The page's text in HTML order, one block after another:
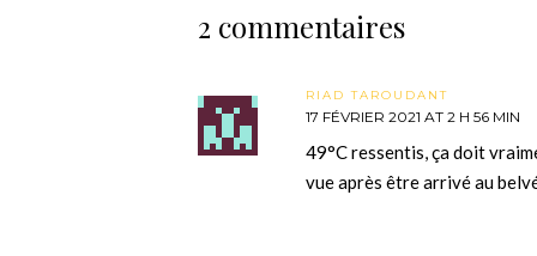
2 commentaires
RIAD TAROUDANT
17 FÉVRIER 2021 AT 2 H 56 MIN
49°C ressentis, ça doit
vue après être arrivé au